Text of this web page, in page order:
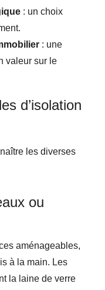
: un choix
: une
valeur sur le
d’isolation
les diverses
ou
aménageables,
à la main. Les
la laine de verre